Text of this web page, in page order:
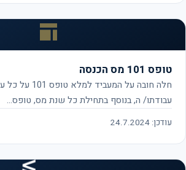
טופס 101 מס הכנסה
חלה חובה על המעביד
עבודתו/ ה, בנוסף בתחילת כל שנת מס, טופס…
עודכן: 24.7.2024